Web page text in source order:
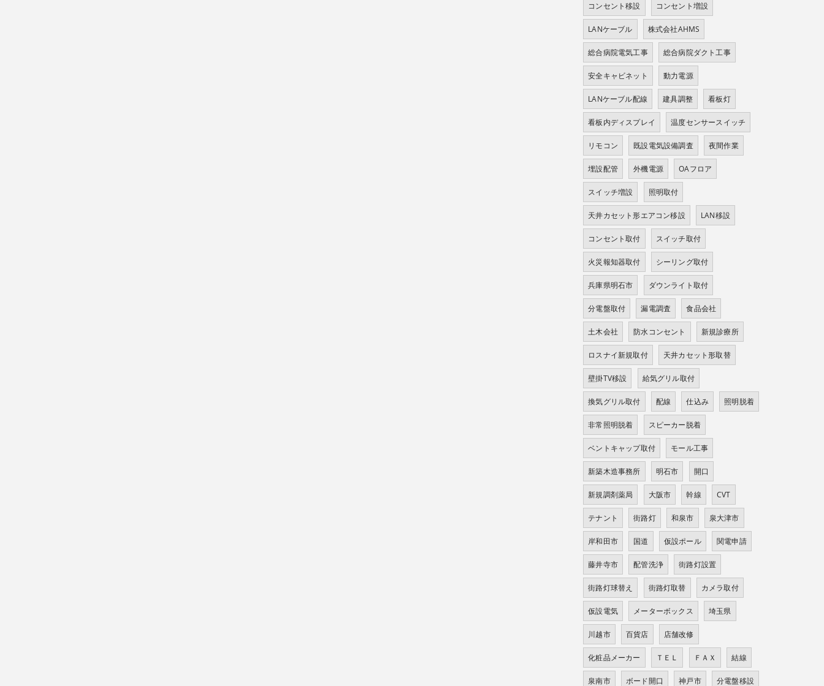
コンセント移設 コンセント増設
LANケーブル 株式会社AHMS
総合病院電気工事 総合病院ダクト工事
安全キャビネット 動力電源
LANケーブル配線 建具調整 看板灯
看板内ディスプレイ 温度センサースイッチ
リモコン 既設電気設備調査 夜間作業
埋設配管 外機電源 OAフロア
スイッチ増設 照明取付
天井カセット形エアコン移設 LAN移設
コンセント取付 スイッチ取付
火災報知器取付 シーリング取付
兵庫県明石市 ダウンライト取付
分電盤取付 漏電調査 食品会社
土木会社 防水コンセント 新規診療所
ロスナイ新規取付 天井カセット形取替
壁掛TV移設 給気グリル取付
換気グリル取付 配線 仕込み 照明脱着
非常照明脱着 スピーカー脱着
ベントキャップ取付 モール工事
新築木造事務所 明石市 開口
新規調剤薬局 大阪市 幹線 CVT
テナント 街路灯 和泉市 泉大津市
岸和田市 国道 仮設ポール 関電申請
藤井寺市 配管洗浄 街路灯設置
街路灯球替え 街路灯取替 カメラ取付
仮設電気 メーターボックス 埼玉県
川越市 百貨店 店舗改修
化粧品メーカー ＴＥＬ ＦＡＸ 結線
泉南市 ボード開口 神戸市 分電盤移設